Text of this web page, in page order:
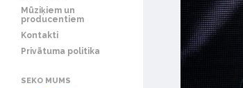
Mūziķiem un
producentiem
Kontakti
Privātuma politika
SEKO MUMS